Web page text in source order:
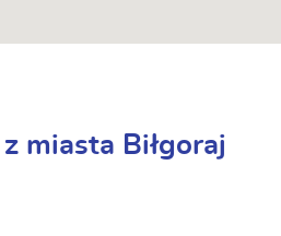
z miasta Biłgoraj